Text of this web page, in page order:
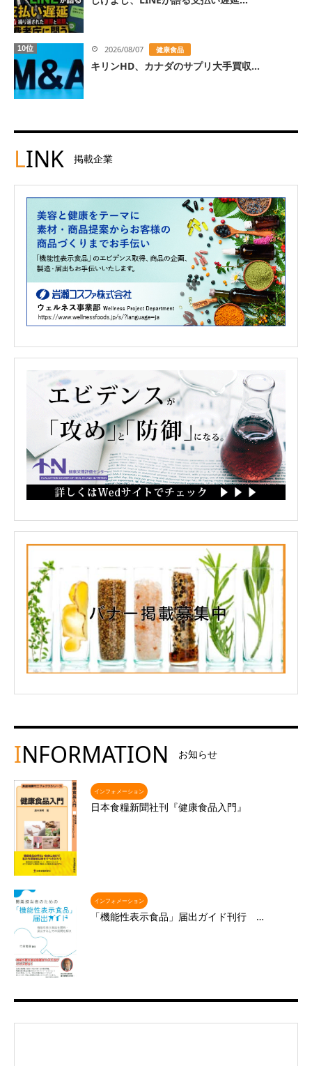
10位 2026/08/07 健康食品
キリンHD、カナダのサプリ大手買収...
LINK 掲載企業
INFORMATION お知らせ
インフォメーション
日本食糧新聞社刊『健康食品入門』
インフォメーション
「機能性表示食品」届出ガイド刊行 …